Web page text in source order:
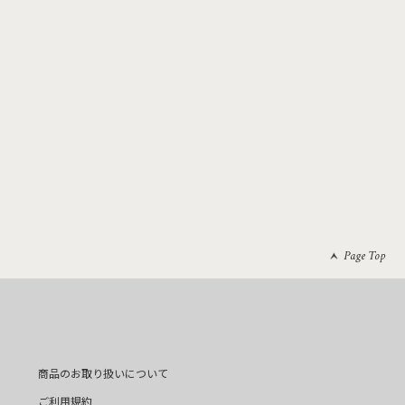
Page Top
商品のお取り扱いについて
ご利用規約